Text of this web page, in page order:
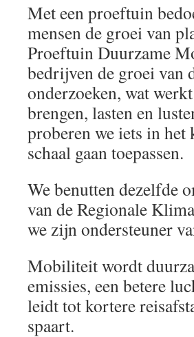
Met een proeftuin
mensen de groei van
Proeftuin Duurzame
bedrijven de groei van
onderzoeken, wat
brengen, lasten en
proberen we iets in
schaal gaan toepassen.
We benutten dezelfde
van de Regionale
we zijn ondersteuner
Mobiliteit wordt
emissies, een betere
leidt tot kortere
spaart.